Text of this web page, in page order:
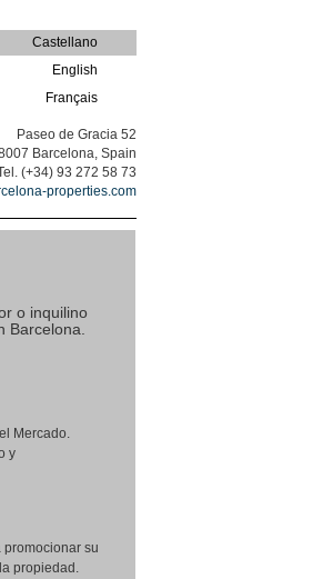
Castellano
English
Français
Paseo de Gracia 52
Barcelona, Spain
(+34) 93 272 58 73
properties.com
o inquilino
Barcelona.
Mercado.
y
promocionar su
propiedad.